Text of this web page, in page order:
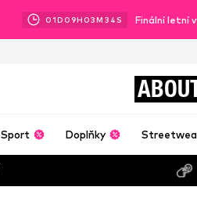
01D 09H 03M 32 S Finální letní
Sport Doplňky